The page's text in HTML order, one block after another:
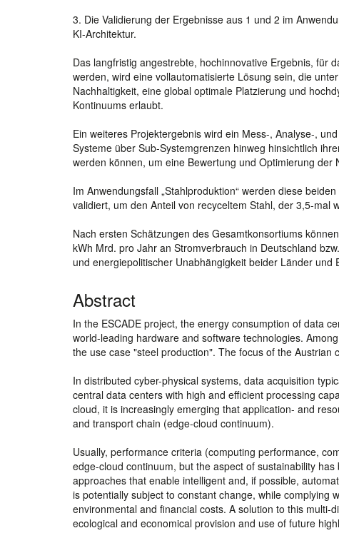
3. Die Validierung der Ergebnisse aus 1 und 2 im
KI-Architektur.
Das langfristig angestrebte, hochinnovative Ergebnis, für
werden, wird eine vollautomatisierte Lösung sein, die
Nachhaltigkeit, eine global optimale Platzierung und
Kontinuums erlaubt.
Ein weiteres Projektergebnis wird ein Mess-, Analyse-,
Systeme über Sub-Systemgrenzen hinweg hinsichtlich
werden können, um eine Bewertung und Optimierung
Im Anwendungsfall „Stahlproduktion“ werden diese
validiert, um den Anteil von recyceltem Stahl, der 3,5-mal
Nach ersten Schätzungen des Gesamtkonsortiums
kWh Mrd. pro Jahr an Stromverbrauch in Deutschland
und energiepolitischer Unabhängigkeit beider Länder und
Abstract
In the ESCADE project, the energy consumption of data
world-leading hardware and software technologies.
the use case "steel production". The focus of the
In distributed cyber-physical systems, data acquisition
central data centers with high and efficient processing
cloud, it is increasingly emerging that application- and
and transport chain (edge-cloud continuum).
Usually, performance criteria (computing performance,
edge-cloud continuum, but the aspect of sustainability
approaches that enable intelligent and, if possible,
is potentially subject to constant change, while complying
environmental and financial costs. A solution to this
ecological and economical provision and use of future